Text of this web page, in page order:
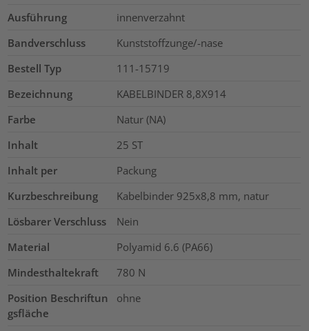
Ausführung
innenverzahnt
Bandverschluss
Kunststoffzunge/-nase
Bestell Typ
111-15719
Bezeichnung
KABELBINDER 8,8X914
Farbe
Natur (NA)
Inhalt
25 ST
Inhalt per
Packung
Kurzbeschreibung
Kabelbinder 925x8,8 mm, natur
Lösbarer Verschluss
Nein
Material
Polyamid 6.6 (PA66)
Mindesthaltekraft
780 N
Position Beschriftun
gsfläche
ohne